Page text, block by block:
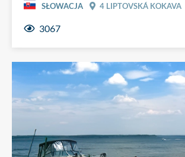
SŁOWACJA 4 LIPTOVSKÁ KOKAVA
3067